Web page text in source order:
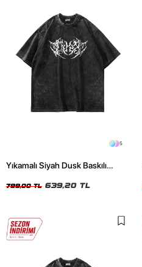
5
Yıkamalı Siyah Dusk Baskılı
799,00 TL 639,20 TL